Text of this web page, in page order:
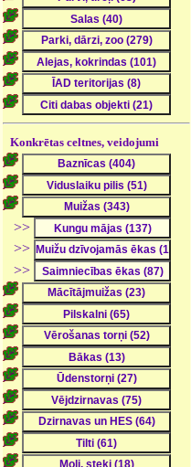
Konkrētas celtnes, veidojumi
>>
>>
>>